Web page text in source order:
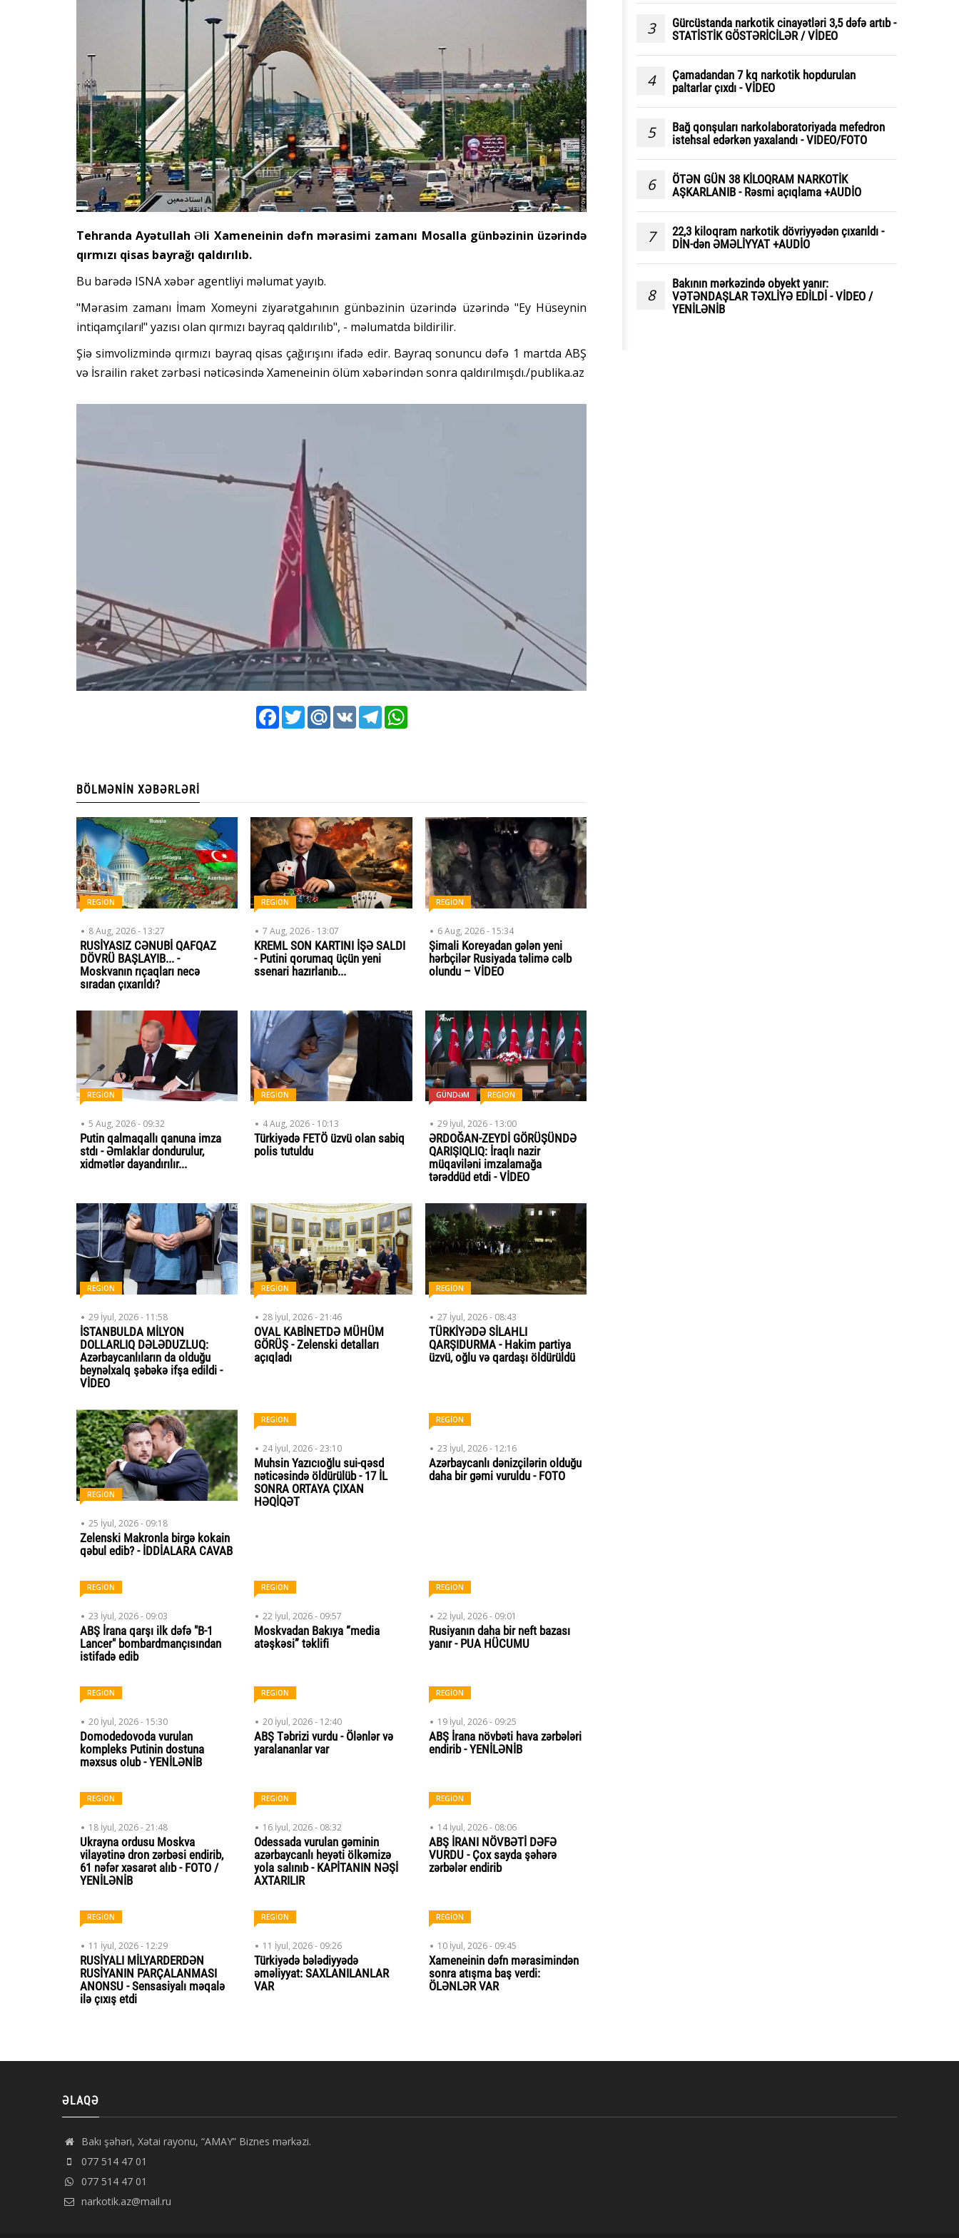
Tehranda Ayətullah Əli Xameneinin dəfn mərasimi zamanı Mosalla günbəzinin üzərində
qırmızı qisas bayrağı qaldırılıb.
Bu barədə ISNA xəbər agentliyi məlumat yayıb.
"Mərasim zamanı İmam Xomeyni ziyarətgahının günbəzinin üzərində üzərində "Ey Hüseynin
intiqamçıları!" yazısı olan qırmızı bayraq qaldırılıb", - məlumatda bildirilir.
Şiə simvolizmində qırmızı bayraq qisas çağırışını ifadə edir. Bayraq sonuncu dəfə 1 martda ABŞ
və İsrailin raket zərbəsi nəticəsində Xameneinin ölüm xəbərindən sonra qaldırılmışdı./publika.az
FacebookTwitterMail.RuVK Telegram
BÖLMƏNIN XƏBƏRLƏRI
REGİON
8 Aug, 2026 - 13:27
RUSİYASIZ CƏNUBİ QAFQAZ
DÖVRÜ BAŞLAYIB... -
Moskvanın rıçaqları necə
sıradan çıxarıldı?
REGİON
7 Aug, 2026 - 13:07
KREML SON KARTINI İŞƏ SALDI
- Putini qorumaq üçün yeni
ssenari hazırlanıb...
REGİON
6 Aug, 2026 - 15:34
Şimali Koreyadan gələn yeni
hərbçilər Rusiyada təlimə cəlb
olundu – VİDEO
REGİON
5 Aug, 2026 - 09:32
Putin qalmaqallı qanuna imza
stdı - Əmlaklar dondurulur,
xidmətlər dayandırılır...
REGİON
4 Aug, 2026 - 10:13
Türkiyədə FETÖ üzvü olan sabiq
polis tutuldu
GÜNDƏM REGİON
29 İyul, 2026 - 13:00
ƏRDOĞAN-ZEYDİ GÖRÜŞÜNDƏ
QARIŞIQLIQ: İraqlı nazir
müqaviləni imzalamağa
tərəddüd etdi - VİDEO
REGİON
29 İyul, 2026 - 11:58
İSTANBULDA MİLYON
DOLLARLIQ DƏLƏDUZLUQ:
Azərbaycanlıların da olduğu
beynəlxalq şəbəkə ifşa edildi -
VİDEO
REGİON
28 İyul, 2026 - 21:46
OVAL KABİNETDƏ MÜHÜM
GÖRÜŞ - Zelenski detalları
açıqladı
REGİON
27 İyul, 2026 - 08:43
TÜRKİYƏDƏ SİLAHLI
QARŞIDURMA - Hakim partiya
üzvü, oğlu və qardaşı öldürüldü
REGİON
25 İyul, 2026 - 09:18
Zelenski Makronla birgə kokain
qəbul edib? - İDDİALARA CAVAB
REGİON
24 İyul, 2026 - 23:10
Muhsin Yazıcıoğlu sui-qəsd
nəticəsində öldürülüb - 17 İL
SONRA ORTAYA ÇIXAN
HƏQİQƏT
REGİON
23 İyul, 2026 - 12:16
Azərbaycanlı dənizçilərin olduğu
daha bir gəmi vuruldu - FOTO
REGİON
23 İyul, 2026 - 09:03
ABŞ İrana qarşı ilk dəfə "B-1
Lancer" bombardmançısından
istifadə edib
REGİON
22 İyul, 2026 - 09:57
Moskvadan Bakıya “media
atəşkəsi” təklifi
REGİON
22 İyul, 2026 - 09:01
Rusiyanın daha bir neft bazası
yanır - PUA HÜCUMU
REGİON
20 İyul, 2026 - 15:30
Domodedovoda vurulan
kompleks Putinin dostuna
məxsus olub - YENİLƏNİB
REGİON
20 İyul, 2026 - 12:40
ABŞ Təbrizi vurdu - Ölənlər və
yaralananlar var
REGİON
19 İyul, 2026 - 09:25
ABŞ İrana növbəti hava zərbələri
endirib - YENİLƏNİB
REGİON
18 İyul, 2026 - 21:48
Ukrayna ordusu Moskva
vilayətinə dron zərbəsi endirib,
61 nəfər xəsarət alıb - FOTO /
YENİLƏNİB
REGİON
16 İyul, 2026 - 08:32
Odessada vurulan gəminin
azərbaycanlı heyəti ölkəmizə
yola salınıb - KAPİTANIN NƏŞİ
AXTARILIR
REGİON
14 İyul, 2026 - 08:06
ABŞ İRANI NÖVBƏTİ DƏFƏ
VURDU - Çox sayda şəhərə
zərbələr endirib
REGİON
11 İyul, 2026 - 12:29
RUSİYALI MİLYARDERDƏN
RUSİYANIN PARÇALANMASI
ANONSU - Sensasiyalı məqalə
ilə çıxış etdi
REGİON
11 İyul, 2026 - 09:26
Türkiyədə bələdiyyədə
əməliyyat: SAXLANILANLAR
VAR
REGİON
10 İyul, 2026 - 09:45
Xameneinin dəfn mərasimindən
sonra atışma baş verdi:
ÖLƏNLƏR VAR
3
Gürcüstanda narkotik cinayətləri 3,5 dəfə artıb -
STATİSTİK GÖSTƏRİCİLƏR / VİDEO
4
Çamadandan 7 kq narkotik hopdurulan
paltarlar çıxdı - VİDEO
5
Bağ qonşuları narkolaboratoriyada mefedron
istehsal edərkən yaxalandı - VIDEO/FOTO
6
ÖTƏN GÜN 38 KİLOQRAM NARKOTİK
AŞKARLANIB - Rəsmi açıqlama +AUDİO
7
22,3 kiloqram narkotik dövriyyədən çıxarıldı -
DİN-dən ƏMƏLİYYAT +AUDİO
8
Bakının mərkəzində obyekt yanır:
VƏTƏNDAŞLAR TƏXLİYƏ EDİLDİ - VİDEO /
YENİLƏNİB
ƏLAQƏ
Bakı şəhəri, Xətai rayonu, “AMAY” Biznes mərkəzi.
077 514 47 01
077 514 47 01
narkotik.az@mail.ru